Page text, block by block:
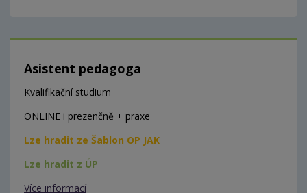
Asistent pedagoga
Kvalifikační studium
ONLINE i prezenčně + praxe
Lze hradit ze Šablon OP JAK
Lze hradit z ÚP
Více informací